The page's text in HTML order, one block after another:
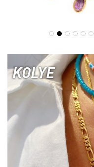
KOLYE